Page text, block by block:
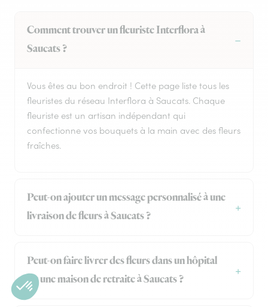
Comment trouver un fleuriste Interflora à
Saucats ?
Vous êtes au bon endroit ! Cette page liste tous les
fleuristes du réseau Interflora à Saucats. Chaque
fleuriste est un artisan indépendant qui
confectionne vos bouquets à la main avec des fleurs
fraîches.
Peut-on ajouter un message personnalisé à une
livraison de fleurs à Saucats ?
Peut-on faire livrer des fleurs dans un hôpital
ou une maison de retraite à Saucats ?